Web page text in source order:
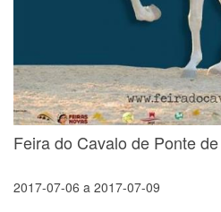
Feira do Cavalo de Ponte
2017-07-06 a 2017-07-09